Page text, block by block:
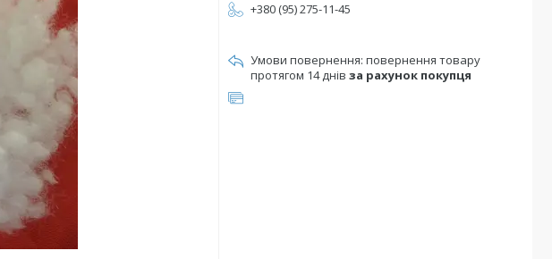
+380 (95) 275-11-45
повернення товару
протягом 14 днів за рахунок покупця